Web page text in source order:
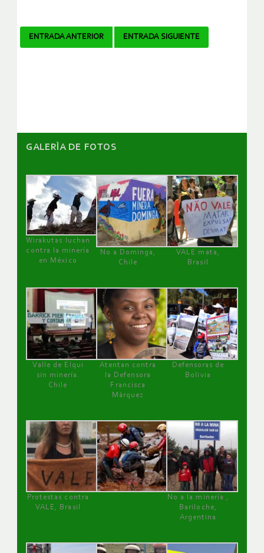
Navegador
ENTRADA ANTERIOR ENTRADA SIGUIENTE
GALERÌA DE FOTOS
Wirakutas luchan
contra la minería
en México
No a Dominga,
Chile
VALE mata,
Brasil
Valle de Elqui
sin minería.
Chile
Atentan contra
la Defensora
Francisca
Márquez
Defensoras de
Bolivia
Protestas contra
VALE, Brasil
No a la minería ,
Bariloche,
Argentina